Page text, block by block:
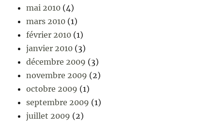
mai 2010 (4)
mars 2010 (1)
février 2010 (1)
janvier 2010 (3)
décembre 2009 (3)
novembre 2009 (2)
octobre 2009 (1)
septembre 2009 (1)
juillet 2009 (2)